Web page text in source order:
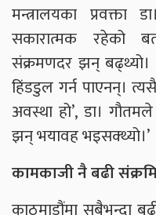
मन्त्रालयका प्रवक्ता
सकारात्मक रहेको
संक्रमणदर झन् बढ्थ्यो।
हिंडडुल गर्न पाएनन्।
अवस्था हो’, डा।
झन् भयावह भइसक्थ्यो।’
कामकाजी नै बढी